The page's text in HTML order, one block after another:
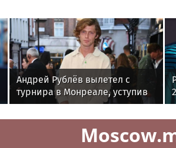
Андрей Рублёв вылетел с
турнира в Монреале, уступив
281-й ракетке мира